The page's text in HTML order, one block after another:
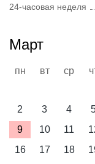
24-часовая неделя
Март
пн вт ср
2
3 4
9
10 11
16
17 18